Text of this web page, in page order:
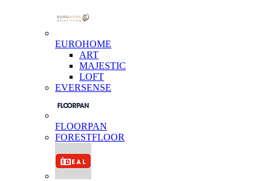
EUROHOME
ART
MAJESTIC
LOFT
EVERSENSE
FLOORPAN
FORESTFLOOR